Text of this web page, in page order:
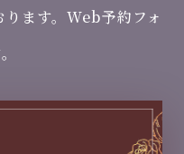
ます。Web予約フォ